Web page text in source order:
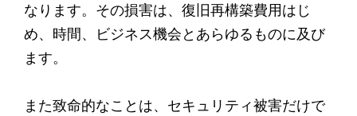
なります。その損害は、復旧再構築費用はじ
め、時間、ビジネス機会とあらゆるものに及び
ます。
また致命的なことは、セキュリティ被害だけで